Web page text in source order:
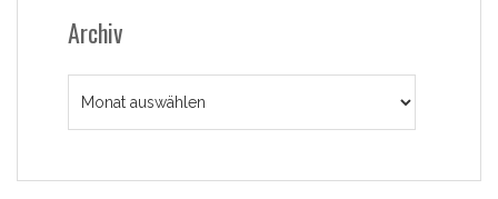
Archiv